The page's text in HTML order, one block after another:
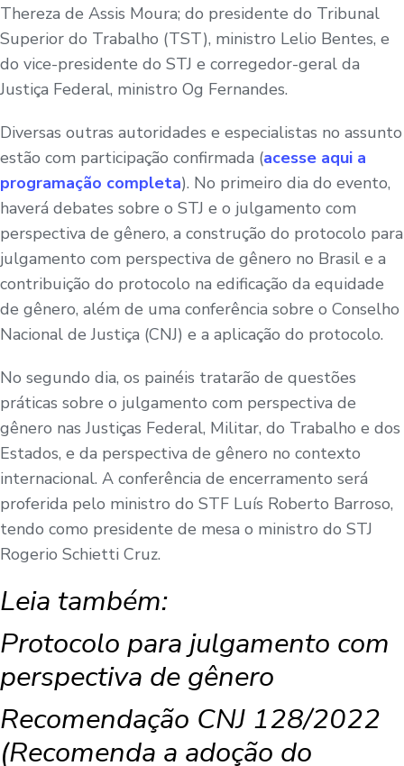
Thereza de Assis Moura; do presidente do Tribunal
Superior do Trabalho (TST), ministro Lelio Bentes, e
do vice-presidente do STJ e corregedor-geral da
Justiça Federal, ministro Og Fernandes.
Diversas outras autoridades e especialistas no assunto
estão com participação confirmada (acesse aqui a
programação completa). No primeiro dia do evento,
haverá debates sobre o STJ e o julgamento com
perspectiva de gênero, a construção do protocolo para
julgamento com perspectiva de gênero no Brasil e a
contribuição do protocolo na edificação da equidade
de gênero, além de uma conferência sobre o Conselho
Nacional de Justiça (CNJ) e a aplicação do protocolo.
No segundo dia, os painéis tratarão de questões
práticas sobre o julgamento com perspectiva de
gênero nas Justiças Federal, Militar, do Trabalho e dos
Estados, e da perspectiva de gênero no contexto
internacional. A conferência de encerramento será
proferida pelo ministro do STF Luís Roberto Barroso,
tendo como presidente de mesa o ministro do STJ
Rogerio Schietti Cruz.
Leia também:
Protocolo para julgamento com
perspectiva de gênero
Recomendação CNJ 128/2022
(Recomenda a adoção do